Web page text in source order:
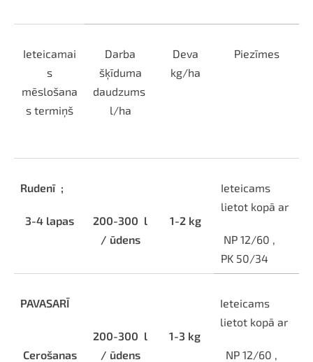
Ieteicamai
s
mēslošana
s termiņš
Darba
šķīduma
daudzums
l/ha
Deva
kg/ha
Piezīmes
Rudenī ;
3-4 lapas 200-300 l
/ ūdens
1-2 kg
Ieteicams
lietot kopā ar
NP 12/60 ,
PK 50/34
PAVASARĪ
Cerošanas
200-300 l
/ ūdens
1-3 kg
Ieteicams
lietot kopā ar
NP 12/60 ,